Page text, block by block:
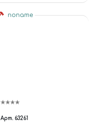
noname
Арт. 63261